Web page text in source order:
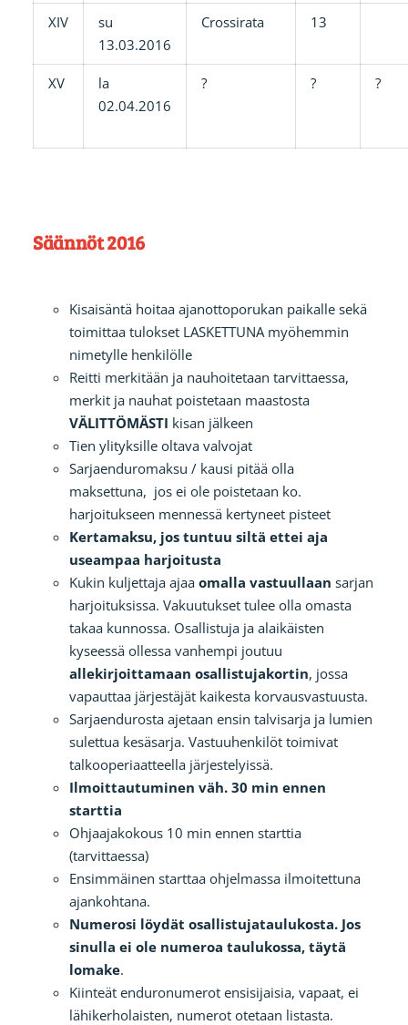
XIV
su
13.03.2016
Crossirata 13
XV
la
02.04.2016
? ? ?
Säännöt 2016
Kisaisäntä hoitaa ajanottoporukan paikalle sekä
toimittaa tulokset LASKETTUNA myöhemmin
nimetylle henkilölle
Reitti merkitään ja nauhoitetaan tarvittaessa,
merkit ja nauhat poistetaan maastosta
VÄLITTÖMÄSTI kisan jälkeen
Tien ylityksille oltava valvojat
Sarjaenduromaksu / kausi pitää olla
maksettuna, jos ei ole poistetaan ko.
harjoitukseen mennessä kertyneet pisteet
Kertamaksu, jos tuntuu siltä ettei aja
useampaa harjoitusta
Kukin kuljettaja ajaa omalla vastuullaan sarjan
harjoituksissa. Vakuutukset tulee olla omasta
takaa kunnossa. Osallistuja ja alaikäisten
kyseessä ollessa vanhempi joutuu
allekirjoittamaan osallistujakortin, jossa
vapauttaa järjestäjät kaikesta korvausvastuusta.
Sarjaendurosta ajetaan ensin talvisarja ja lumien
sulettua kesäsarja. Vastuuhenkilöt toimivat
talkooperiaatteella järjestelyissä.
Ilmoittautuminen väh. 30 min ennen
starttia
Ohjaajakokous 10 min ennen starttia
(tarvittaessa)
Ensimmäinen starttaa ohjelmassa ilmoitettuna
ajankohtana.
Numerosi löydät osallistujataulukosta. Jos
sinulla ei ole numeroa taulukossa, täytä
lomake.
Kiinteät enduronumerot ensisijaisia, vapaat, ei
lähikerholaisten, numerot otetaan listasta.